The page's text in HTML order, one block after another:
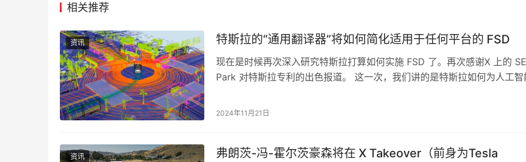
相关推荐
资讯 特斯拉的“通用翻译器”将如何简化适用于任何平台的 FSD
现在是时候再次深入研究特斯拉打算如何实施 FSD 了。再次感谢X 上的
Park 对特斯拉专利的出色报道。 这一次，我们讲的是特斯拉如何为人工智
2024年11月21日
资讯
弗朗茨-冯-霍尔茨豪森将在 X Takeover（前身为Tesla